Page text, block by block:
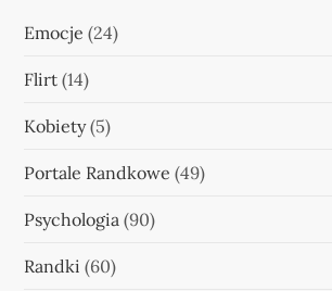
Emocje (24)
Flirt (14)
Kobiety(5)
Portale Randkowe (49)
Psychologia (90)
Randki (60)